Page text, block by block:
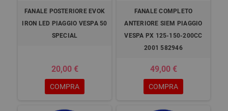
FANALE POSTERIORE EVOK
IRON LED PIAGGIO VESPA 50
SPECIAL
20,00 €
COMPRA
FANALE COMPLETO
ANTERIORE SIEM PIAGGIO
VESPA PX 125-150-200CC
2001 582946
49,00 €
COMPRA